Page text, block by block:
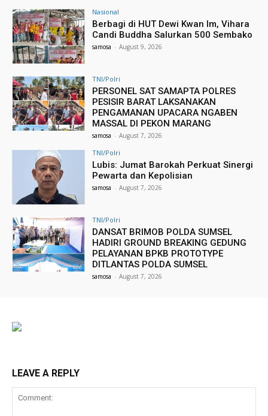
Nasional
Berbagi di HUT Dewi Kwan Im, Vihara
Candi Buddha Salurkan 500 Sembako
samosa - August 9, 2026
TNI/Polri
PERSONEL SAT SAMAPTA POLRES
PESISIR BARAT LAKSANAKAN
PENGAMANAN UPACARA NGABEN
MASSAL DI PEKON MARANG
samosa - August 7, 2026
TNI/Polri
Lubis: Jumat Barokah Perkuat Sinergi
Pewarta dan Kepolisian
samosa - August 7, 2026
TNI/Polri
DANSAT BRIMOB POLDA SUMSEL
HADIRI GROUND BREAKING GEDUNG
PELAYANAN BPKB PROTOTYPE
DITLANTAS POLDA SUMSEL
samosa - August 7, 2026
LEAVE A REPLY